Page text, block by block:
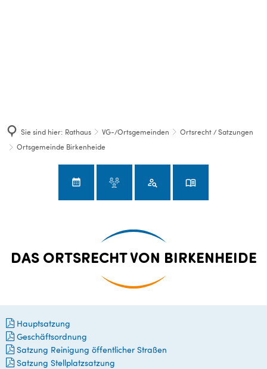
Sie sind hier: Rathaus VG-/Ortsgemeinden
Ortsrecht / Satzungen
Ortsgemeinde Birkenheide
Ortsgemeinde
DAS ORTSRECHT VON BIRKENHEIDE
Hauptsatzung
Geschäftsordnung
Satzung Reinigung öffentlicher Straßen
Satzung Stellplatzsatzung